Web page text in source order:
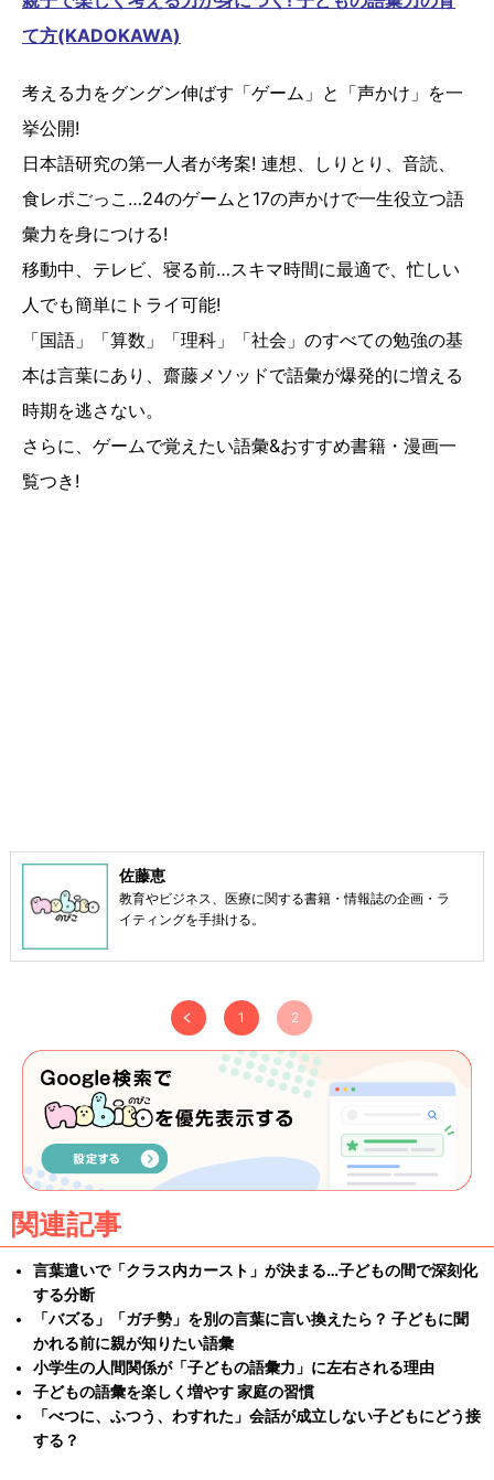
て方(KADOKAWA)
考える力をグングン伸ばす「ゲーム」と「声かけ」を一
挙公開!
日本語研究の第一人者が考案! 連想、しりとり、音読、
食レポごっこ…24のゲームと17の声かけで一生役立つ語
彙力を身につける!
移動中、テレビ、寝る前…スキマ時間に最適で、忙しい
人でも簡単にトライ可能!
「国語」「算数」「理科」「社会」のすべての勉強の基
本は言葉にあり、齋藤メソッドで語彙が爆発的に増える
時期を逃さない。
さらに、ゲームで覚えたい語彙&おすすめ書籍・漫画一
覧つき!
佐藤恵
教育やビジネス、医療に関する書籍・情報誌の企画・ラ
イティングを手掛ける。
1 2
関連記事
言葉遣いで「クラス内カースト」が決まる…子どもの間で深刻化
する分断
「バズる」「ガチ勢」を別の言葉に言い換えたら？ 子どもに聞
かれる前に親が知りたい語彙
小学生の人間関係が「子どもの語彙力」に左右される理由
子どもの語彙を楽しく増やす 家庭の習慣
「べつに、ふつう、わすれた」会話が成立しない子どもにどう接
する？